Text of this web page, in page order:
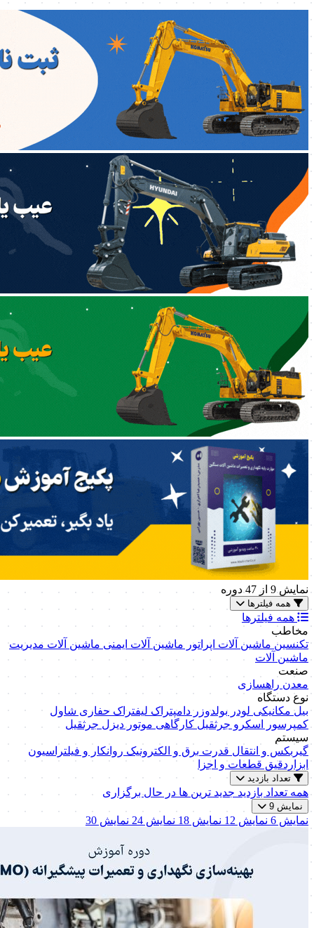
نمایش9 از 47 دوره
همه فیلترها
همه فیلترها
مخاطب
تکنسین ماشین آلات اپراتور ماشین آلات ایمنی ماشین آلات مدیریت
ماشین آلات
صنعت
معدن راهسازی
نوع دستگاه
بیل مکانیکی لودر بولدوزردامپتراک لیفتراک حفاری شاول
کمپرسور اسکرو جرثقیل کارگاهی موتور دیزل جرثقیل
سیستم
گیربکس و انتقال قدرت برق و الکترونیک روانکار و فیلتراسیون
ابزاردقیق قطعات و اجزا
تعداد بازدید
همه تعداد بازدید جدید ترین هادر حال برگزاری
نمایش 9
نمایش 6 نمایش 12 نمایش 18 نمایش 24 نمایش 30